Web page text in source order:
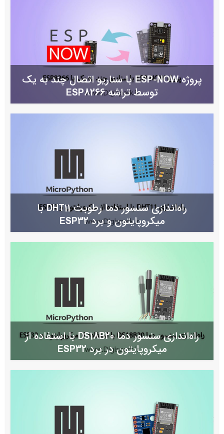
پروژه ESP-NOW با سناریو اتصال چند به یک
توسط تراشه ESP8266
راه‌اندازی سنسور دما رطوبت DHT11 با
میکروپایتون و برد ESP32
راه‌اندازی سنسور دما DS18B20 با استفاده از
میکروپایتون در برد ESP32